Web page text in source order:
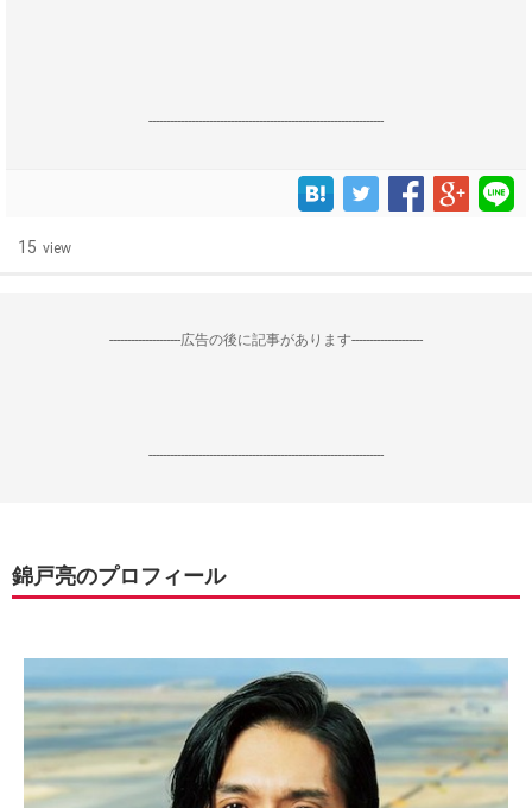
------------------------------------------------------------------
15 view
--------------------広告の後に記事があります--------------------
------------------------------------------------------------------
錦戸亮のプロフィール